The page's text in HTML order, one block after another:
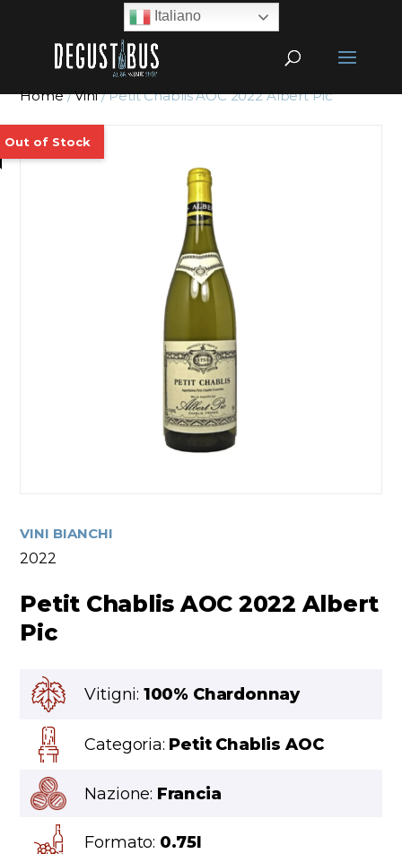
Home/Vini/ Petit Chablis AOC 2022 Albert Pic
VINI BIANCHI
2022
Petit Chablis AOC 2022 Albert
Pic
Vitigni: 100% Chardonnay
Categoria: Petit Chablis AOC
Nazione: Francia
Formato: 0.75l
Italiano